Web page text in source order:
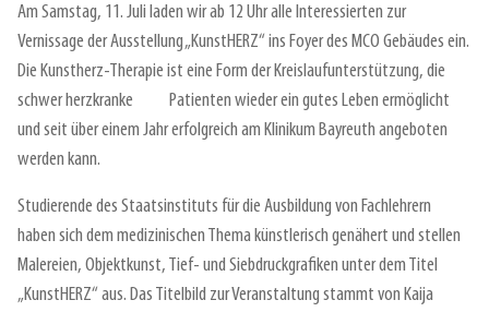
Am Samstag, 11. Juli laden wir ab 12 Uhr alle Interessierten zur
Vernissage der Ausstellung „KunstHERZ“ ins Foyer des MCO Gebäudes ein.
Die Kunstherz-Therapie ist eine Form der Kreislaufunterstützung, die
schwer herzkranke Patienten wieder ein gutes Leben ermöglicht
und seit über einem Jahr erfolgreich am Klinikum Bayreuth angeboten
werden kann.
Studierende des Staatsinstituts für die Ausbildung von Fachlehrern
haben sich dem medizinischen Thema künstlerisch genähert und stellen
Malereien, Objektkunst, Tief- und Siebdruckgrafiken unter dem Titel
„KunstHERZ“ aus. Das Titelbild zur Veranstaltung stammt von Kaija